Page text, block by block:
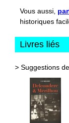
Vous aussi,
historiques
Livres liés
> Suggestions